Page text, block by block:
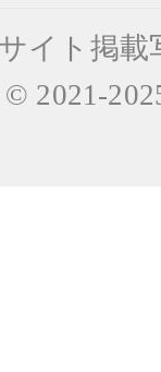
イト掲載
© 2021-